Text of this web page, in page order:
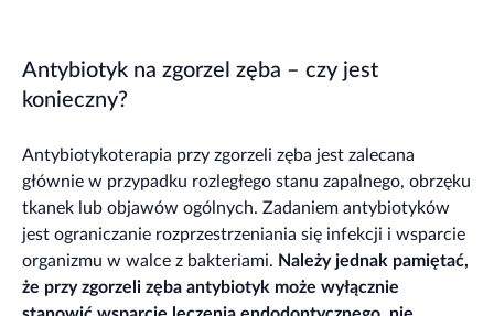
Antybiotyk na zgorzel zęba – czy jest
konieczny?
Antybiotykoterapia przy zgorzeli zęba jest zalecana
głównie w przypadku rozległego stanu zapalnego, obrzęku
tkanek lub objawów ogólnych. Zadaniem antybiotyków
jest ograniczanie rozprzestrzeniania się infekcji i wsparcie
organizmu w walce z bakteriami. Należy jednak pamiętać,
że przy zgorzeli zęba antybiotyk może wyłącznie